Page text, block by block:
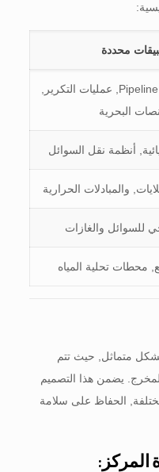
محددة
, عمليات التكرير,
البحرية
أنظمة نقل السوائل
والمبادلات الحرارية
للسوائل والغازات
محطات تحلية المياه
متماثل, حيث تتم
يضمن هذا التصميم
الحفاظ على سلامة